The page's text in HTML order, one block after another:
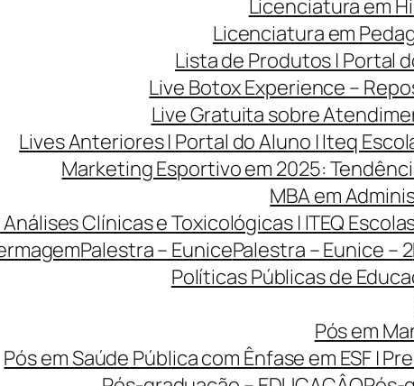
Licenciatura em
Licenciatura em
Lista de Produtos | Portal
Live Botox Experience –
Live Gratuita sobre
Lives Anteriores | Portal do Aluno | Iteq
Marketing Esportivo em 2025:
MBA em
Análises Clínicas e Toxicológicas | ITEQ
Palestra – EunicePalestra – Eunice – 2
Políticas Públicas de
Pós em
Pós em Saúde Pública com Ênfase em ESF |